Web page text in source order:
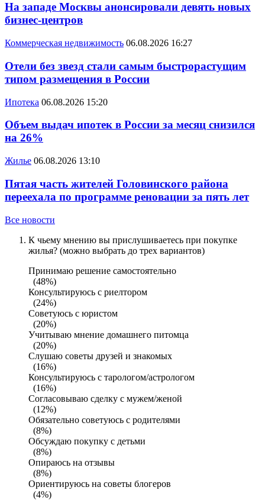
На западе Москвы анонсировали девять новых
бизнес-центров
Коммерческая недвижимость 06.08.2026 16:27
Отели без звезд стали самым быстрорастущим
типом размещения в России
Ипотека 06.08.2026 15:20
Объем выдач ипотек в России за месяц снизился
на 26%
Жилье 06.08.2026 13:10
Пятая часть жителей Головинского района
переехала по программе реновации за пять лет
Все новости
К чьему мнению вы прислушиваетесь при покупке
жилья? (можно выбрать до трех вариантов)
Принимаю решение самостоятельно
(48%)
Консультируюсь с риелтором
(24%)
Советуюсь с юристом
(20%)
Учитываю мнение домашнего питомца
(20%)
Слушаю советы друзей и знакомых
(16%)
Консультируюсь с тарологом/астрологом
(16%)
Согласовываю сделку с мужем/женой
(12%)
Обязательно советуюсь с родителями
(8%)
Обсуждаю покупку с детьми
(8%)
Опираюсь на отзывы
(8%)
Ориентируюсь на советы блогеров
(4%)